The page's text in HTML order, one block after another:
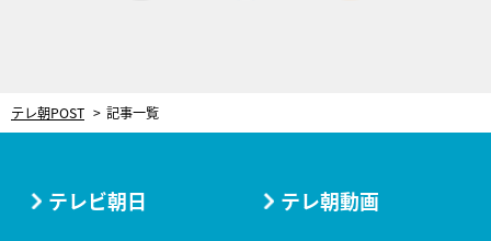
テレ朝POST 記事一覧
テレビ朝日 テレ朝動画